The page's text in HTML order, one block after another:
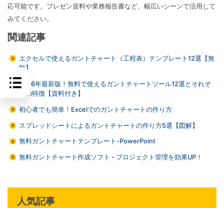
応可能です。プレゼン資料や業務報告書など、幅広いシーンで活用して
みてください。
関連記事
エクセルで使えるガントチャート（工程表）テンプレート12選【無
料】
2026年最新版！無料で使えるガントチャートツール12選とそれぞ
れの特徴【資料付き】
初心者でも簡単！Excelでのガントチャートの作り方
スプレッドシートによるガントチャートの作り方5選【図解】
無料ガントチャートテンプレート-PowerPoint
無料ガントチャート作成ソフト - プロジェクト管理を効果UP！
人気記事